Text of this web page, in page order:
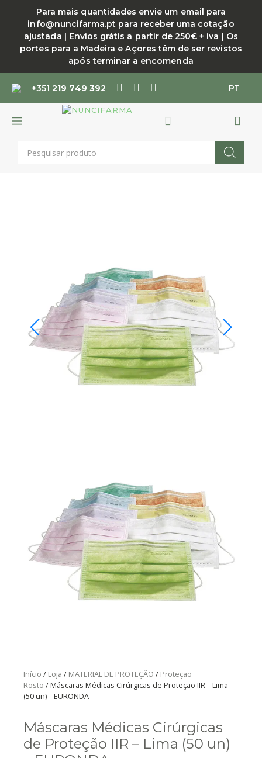
conteúdo
Para mais quantidades envie um email para
info@nuncifarma.pt para receber uma cotação
ajustada | Envios grátis a partir de 250€ + iva | Os
portes para a Madeira e Açores têm de ser revistos
após terminar a encomenda
+351219 749 392 PT
MENU
Products
search
Início / Loja / MATERIAL DE PROTEÇÃO / Proteção
Rosto / Máscaras Médicas Cirúrgicas de Proteção IIR – Lima
(50 un) – EURONDA
Máscaras Médicas Cirúrgicas
de Proteção IIR – Lima (50 un)